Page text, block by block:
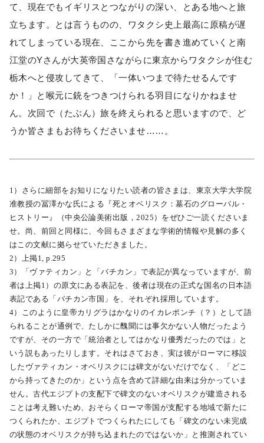
て、現在でもイギリスとつながりの深い、とある地へと旅
立ちます。とは言うものの、ワタクシ史上最高に原稿が遅
れてしまっている現在、ここから先を書き進めていくと南
江堂のYさんが大英帝国さながらに東京からワタクシが住む
栃木へと侵攻してきて、「一体いつまで待たせるんです
か！」と喉元に銃をつきつけられる羽目になりかねませ
ん。次回で（たぶん）旅を終えられると思いますので、ど
うか皆さまもお待ちくださいませ……。
1）さらに細部をお知りになりたい読者の皆さまは、東京大学大学院
准教授の冨澤かな氏による『死とオベリスク：墓石のグローバル・
ヒストリー』（中央公論美術出版，2025）をぜひご一読くださいま
せ。尚、前回と同様に、今回もさまざまな学術的情報や見解の多く
はこの文献に拠らせていただきました。
2）上掲1, p.295
3）「ヴァティカン」と「バチカン」で表記が異なっていますが、前
者は上掲1）の原文にある表記を、後者は現在の正式な国名の日本語
表記である「バチカン市国」を、それぞれ採用しています。
4）このように皇帝カリグラはかなりのイカレポンチ（？）として語
られることが通例で、たしかに醜聞には事欠かない人物だったよう
ですが、その一方で「統治者としてはかなり優秀だったのでは」と
いう説もあったりします。それはさておき、実は彼がローマに移設
したヴァティカン・オベリスクには碑文がないだけでなく、「どこ
から持ってきたのか」という点を含めて詳細な由来は分かっていま
せん。古代エジプトの支配下で碑文のないオベリスクが建造される
ことは考え難いため、おそらくローマ帝国が支配する地域で新たに
つくられたか、エジプトでつくられたにしても「碑文のない未完成
の状態のオベリスクが持ち込まれたのではないか」と推測されてい